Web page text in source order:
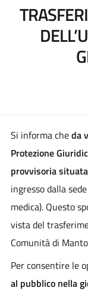
Si informa cheda
Protezione
provvisoria
ingresso dalla
medica). Questo
vista del
Comunità di
Per consentire le
al pubblico nella